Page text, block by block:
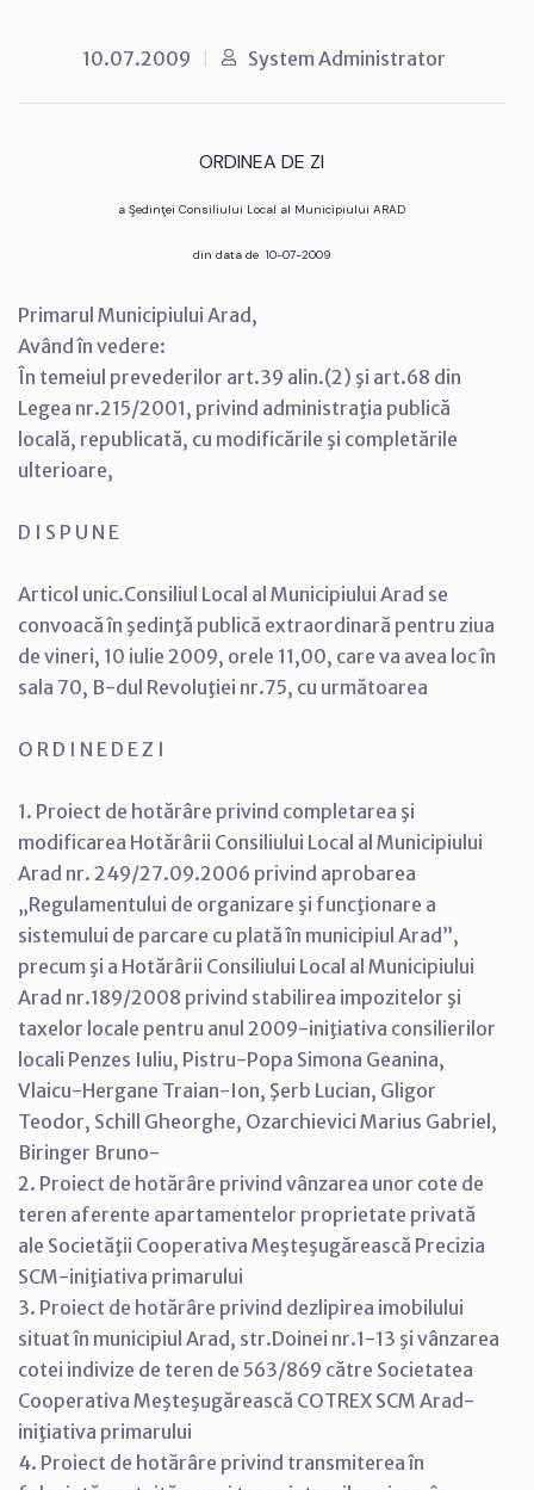
10.07.2009 System Administrator
ORDINEA DE ZI
a Şedinţei Consiliului Local al Municipiului ARAD
din data de 10-07-2009
Primarul Municipiului Arad,
Având în vedere:
În temeiul prevederilor art.39 alin.(2) şi art.68 din
Legea nr.215/2001, privind administraţia publică
locală, republicată, cu modificările şi completările
ulterioare,
D I S P U N E
Articol unic.Consiliul Local al Municipiului Arad se
convoacă în şedinţă publică extraordinară pentru ziua
de vineri, 10 iulie 2009, orele 11,00, care va avea loc în
sala 70, B-dul Revoluţiei nr.75, cu următoarea
O R D I N E D E Z I
1. Proiect de hotărâre privind completarea şi
modificarea Hotărârii Consiliului Local al Municipiului
Arad nr. 249/27.09.2006 privind aprobarea
„Regulamentului de organizare şi funcţionare a
sistemului de parcare cu plată în municipiul Arad”,
precum şi a Hotărârii Consiliului Local al Municipiului
Arad nr.189/2008 privind stabilirea impozitelor şi
taxelor locale pentru anul 2009-iniţiativa consilierilor
locali Penzes Iuliu, Pistru-Popa Simona Geanina,
Vlaicu-Hergane Traian-Ion, Şerb Lucian, Gligor
Teodor, Schill Gheorghe, Ozarchievici Marius Gabriel,
Biringer Bruno-
2. Proiect de hotărâre privind vânzarea unor cote de
teren aferente apartamentelor proprietate privată
ale Societăţii Cooperativa Meşteşugărească Precizia
SCM-iniţiativa primarului
3. Proiect de hotărâre privind dezlipirea imobilului
situat în municipiul Arad, str.Doinei nr.1-13 şi vânzarea
cotei indivize de teren de 563/869 către Societatea
Cooperativa Meşteşugărească COTREX SCM Arad-
iniţiativa primarului
4. Proiect de hotărâre privind transmiterea în